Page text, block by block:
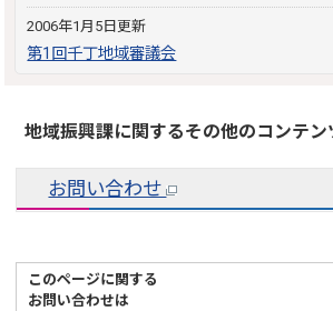
2006年1月5日更新
第1回千丁地域審議会
地域振興課に関するその他のコンテン
お問い合わせ
このページに関する
お問い合わせは